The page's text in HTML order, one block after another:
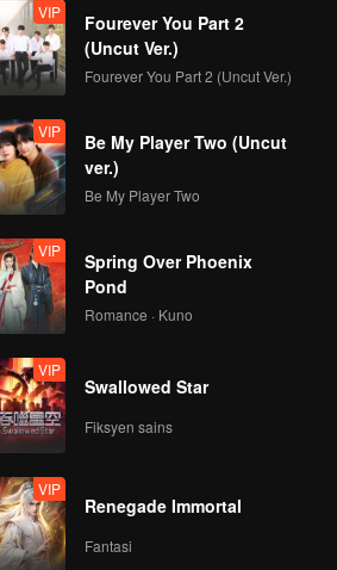
VIP
Fourever You Part 2
(Uncut Ver.)
Fourever You Part 2 (Uncut Ver.)
VIP
Be My Player Two (Uncut
ver.)
Be My Player Two
VIP
Spring Over Phoenix
Pond
Romance · Kuno
VIP
Swallowed Star
Fiksyen sains
VIP
Renegade Immortal
Fantasi